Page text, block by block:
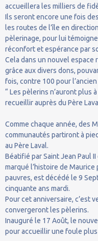
accueillera les milliers de
Ils seront encore une fois
les routes de l’île en
pèlerinage, pour lui
réconfort et espérance par
Cela dans un nouvel espace
grâce aux divers dons,
fois, contre 100 pour l’ancien
“ Les pèlerins n’auront plus
recueillir auprès du Père
Comme chaque année, des
communautés partiront à
au Père Laval.
Béatifié par Saint Jean Paul
marqué l’histoire de
pauvres, est décédé le 9
cinquante ans mardi.
Pour cet anniversaire, c’est
convergeront les pèlerins.
Inauguré le 17 Août, le
pour accueillir une foule plus